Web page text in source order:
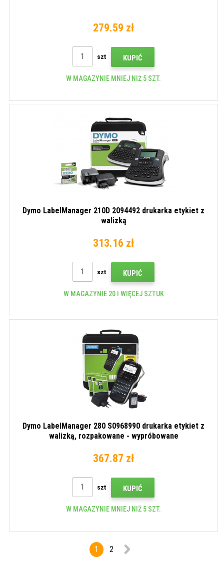
279.59 zł
szt KUPIĆ
W MAGAZYNIE MNIEJ NIŻ 5 SZT.
Dymo LabelManager 210D 2094492 drukarka etykiet z
walizką
313.16 zł
szt KUPIĆ
W MAGAZYNIE 20 I WIĘCEJ SZTUK
Dymo LabelManager 280 S0968990 drukarka etykiet z
walizką, rozpakowane - wypróbowane
367.87 zł
szt KUPIĆ
W MAGAZYNIE MNIEJ NIŻ 5 SZT.
1 2